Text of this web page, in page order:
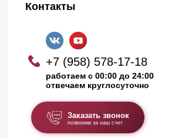
Контакты
+7 (958) 578-17-18
работаем с 00:00 до 24:00
отвечаем круглосуточно
Заказать звонок
позвоним за наш счет